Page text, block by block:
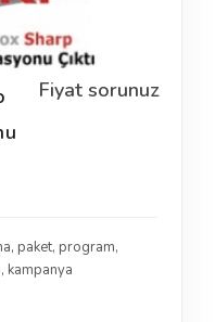
Fiyat sorunuz
, paket, program,
, kampanya